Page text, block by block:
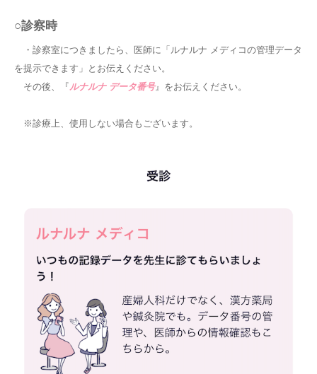
○診察時
・診察室につきましたら、医師に「ルナルナ メディコの管理データ
を提示できます」とお伝えください。
その後、『 ルナルナ データ番号』をお伝えください。
※診療上、使用しない場合もございます。